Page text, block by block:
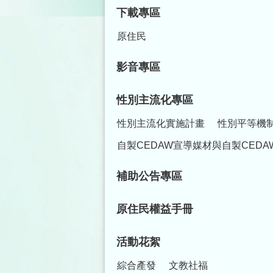
下載專區
原住民
影音專區
性別主流化專區
性別主流化實施計畫 性別平等機
自製CEDAW宣導媒材與自製
補助公告專區
原住民權益手冊
活動花絮
綜合產發 文教社福